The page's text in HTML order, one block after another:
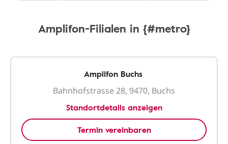
Amplifon-Filialen in {#metro}
Amplifon Buchs
Bahnhofstrasse 28, 9470, Buchs
Standortdetails anzeigen
Termin vereinbaren